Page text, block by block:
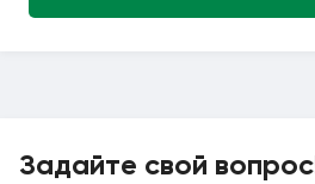
Задайте свой